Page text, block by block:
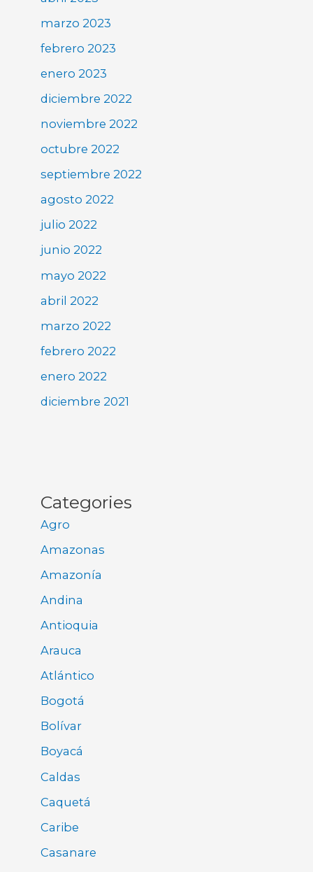
marzo 2023
febrero 2023
enero 2023
diciembre 2022
noviembre 2022
octubre 2022
septiembre 2022
agosto 2022
julio 2022
junio 2022
mayo 2022
abril 2022
marzo 2022
febrero 2022
enero 2022
diciembre 2021
Categories
Agro
Amazonas
Amazonía
Andina
Antioquia
Arauca
Atlántico
Bogotá
Bolívar
Boyacá
Caldas
Caquetá
Caribe
Casanare